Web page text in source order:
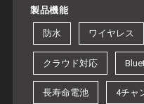
製品機能
防水 ワイヤレス
クラウド対応
長寿命電池 4チャ